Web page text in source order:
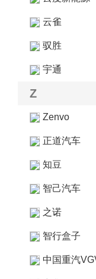
云雀
驭胜
宇通
Z
Zenvo
正道汽车
知豆
智己汽车
之诺
智行盒子
中国重汽